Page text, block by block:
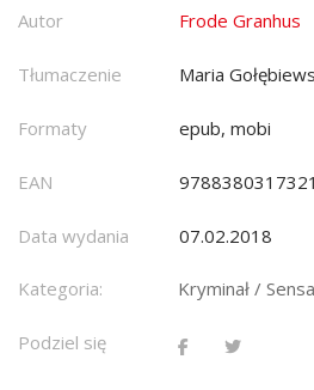
Autor Frode Granhus
Tłumaczenie Maria
Formaty epub, mobi
EAN 9788380317321
Data wydania 07.02.2018
Kategoria: Kryminał /
Podziel się